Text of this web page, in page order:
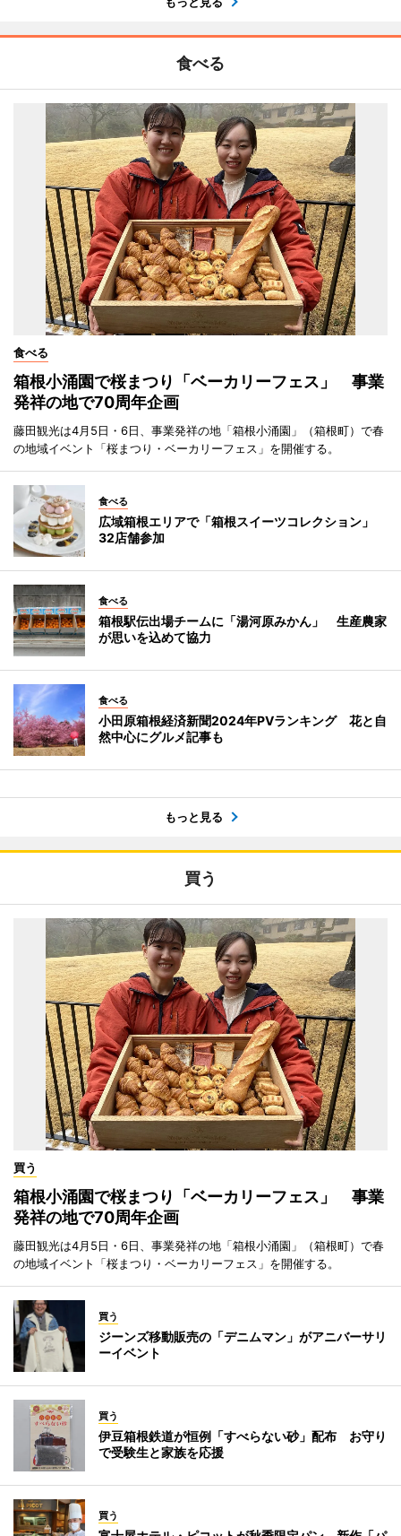
食べる
食べる
箱根小涌園で桜まつり「ベーカリーフェス」 事業
発祥の地で70周年企画
藤田観光は4月5日・6日、事業発祥の地「箱根小涌園」（箱根町）で春
の地域イベント「桜まつり・ベーカリーフェス」を開催する。
食べる
広域箱根エリアで「箱根スイーツコレクション」
32店舗参加
食べる
箱根駅伝出場チームに「湯河原みかん」 生産農家
が思いを込めて協力
食べる
小田原箱根経済新聞2024年PVランキング 花と自
然中心にグルメ記事も
もっと見る
買う
買う
箱根小涌園で桜まつり「ベーカリーフェス」 事業
発祥の地で70周年企画
藤田観光は4月5日・6日、事業発祥の地「箱根小涌園」（箱根町）で春
の地域イベント「桜まつり・ベーカリーフェス」を開催する。
買う
ジーンズ移動販売の「デニムマン」がアニバーサリ
ーイベント
買う
伊豆箱根鉄道が恒例「すべらない砂」配布 お守り
で受験生と家族を応援
買う